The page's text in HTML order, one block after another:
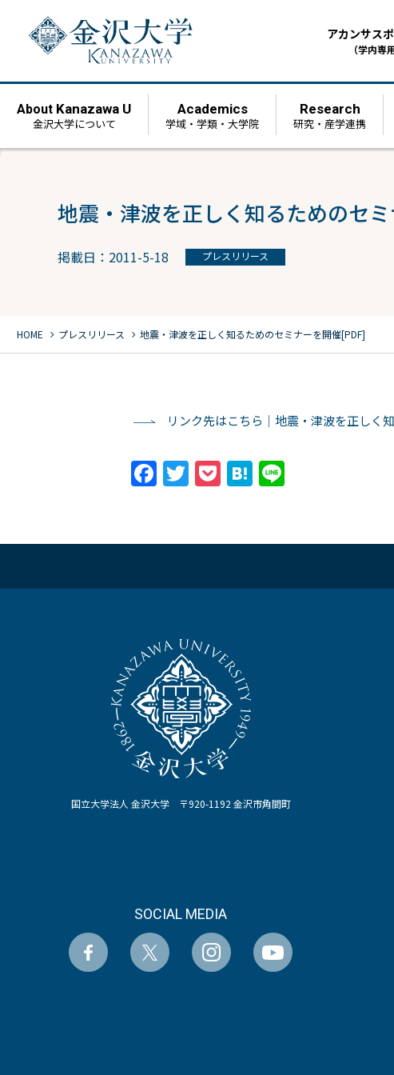
アカンサス
（学内専
About Kanazawa U
金沢大学について
Academics
学域・学類・大学院
Research
研究・産学連携
地震・津波を正しく知るためのセ
掲載日：2011-5-18 プレスリリース
HOME chevron_right プレスリリース chevron_right 地震・津波を正しく知るためのセミナーを開催[PDF]
リンク先はこちら｜地震・津波を正しく
Facebook
Twitter
PocketHatena
国立大学法人 金沢大学 〒920-1192 金沢市角間町
SOCIAL MEDIA